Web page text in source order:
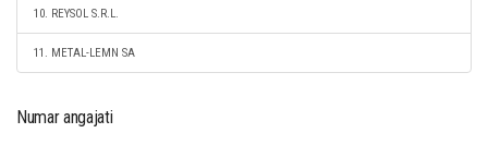
10. REYSOL S.R.L.
11. METAL-LEMN SA
Numar angajati